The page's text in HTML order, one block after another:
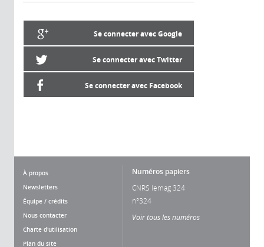
Se connecter avec Google
Se connecter avec Twitter
Se connecter avec Facebook
À propos
Newsletters
Équipe / crédits
Nous contacter
Charte d'utilisation
Plan du site
Numéros papiers
CNRS lemag 324
n°324
Voir tous les numéros